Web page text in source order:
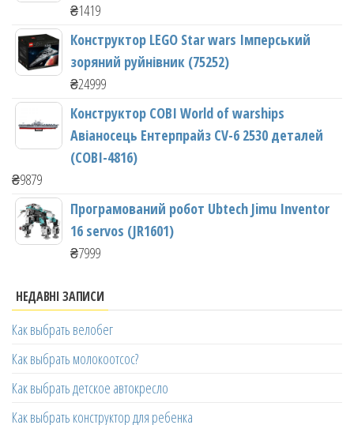
₴1419
Конструктор LEGO Star wars Імперський
зоряний руйнівник (75252)
₴24999
Конструктор COBI World of warships
Авіаносець Ентерпрайз CV-6 2530 деталей
(COBI-4816)
₴9879
Програмований робот Ubtech Jimu Inventor
16 servos (JR1601)
₴7999
НЕДАВНІ ЗАПИСИ
Как выбрать велобег
Как выбрать молокоотсос?
Как выбрать детское автокресло
Как выбрать конструктор для ребенка